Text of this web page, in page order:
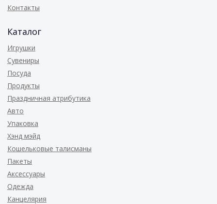
Контакты
Каталог
Игрушки
Сувениры
Посуда
Продукты
Праздничная атрибутика
Авто
Упаковка
Хэнд мэйд
Кошельковые талисманы
Пакеты
Аксессуары
Одежда
Канцелярия